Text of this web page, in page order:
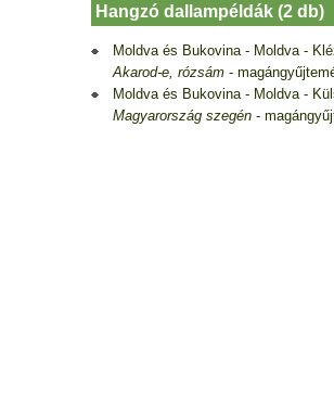
Hangzó dallampéldák (2 db)
Moldva és Bukovina - Moldva -
Akarod-e, rózsám -
Moldva és Bukovina - Moldva -
Magyarország szegén -